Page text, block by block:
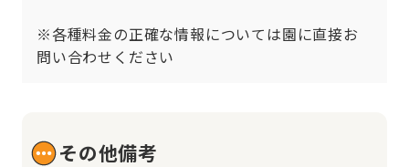
※各種料金の正確な情報については園に直接お
問い合わせください
その他備考